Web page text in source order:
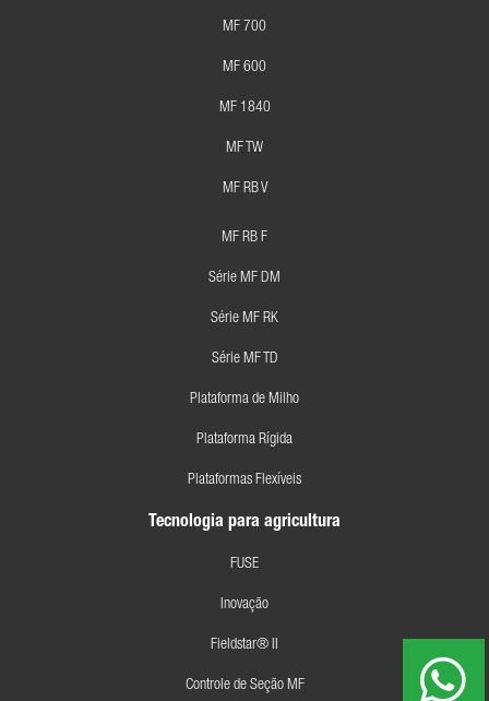
MF 700
MF 600
MF 1840
MF TW
MF RB V
MF RB F
Série MF DM
Série MF RK
Série MF TD
Plataforma de Milho
Plataforma Rígida
Plataformas Flexíveis
Tecnologia para agricultura
FUSE
Inovação
Fieldstar® II
Controle de Seção MF